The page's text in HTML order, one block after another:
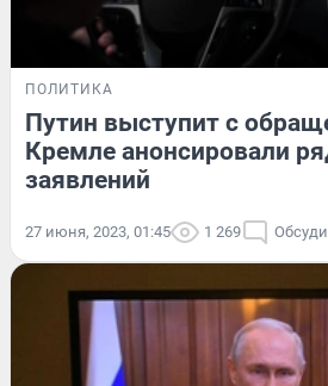
ПОЛИТИКА
Путин выступит с
Кремле анонсировали
заявлений
27 июня, 2023, 01:45 1 269